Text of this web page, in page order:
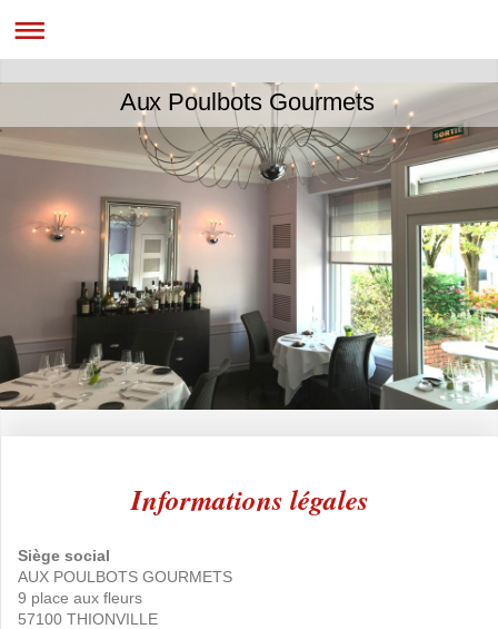
Aux Poulbots Gourmets
Informations légales
Siège social
AUX POULBOTS GOURMETS
9 place aux fleurs
57100 THIONVILLE